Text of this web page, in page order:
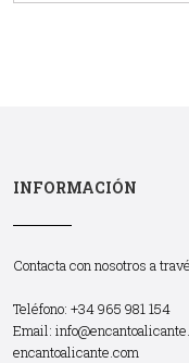
INFORMACIÓN
Contacta con nosotros a
Teléfono: +34 965 981 154
Email:
encantoalicante.com